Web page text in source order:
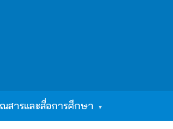
สารและสื่อการศึกษา